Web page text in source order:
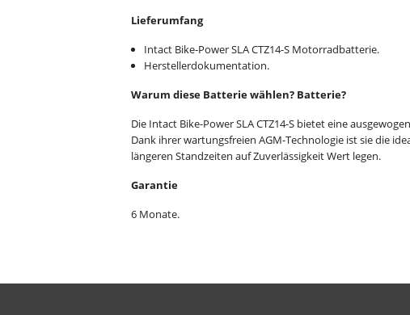
Lieferumfang
Intact Bike-Power SLA CTZ14-S Motorradbatterie.
Herstellerdokumentation.
Warum diese Batterie wählen? Batterie?
Die Intact Bike-Power SLA CTZ14-S bietet eine
Dank ihrer wartungsfreien AGM-Technologie ist sie die
längeren Standzeiten auf Zuverlässigkeit Wert legen.
Garantie
6 Monate.